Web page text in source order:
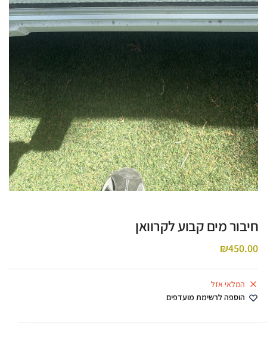
חיבור מים קבוע לקרוואן
₪450.00
המלאי אזל
הוספה לרשימת מועדפים